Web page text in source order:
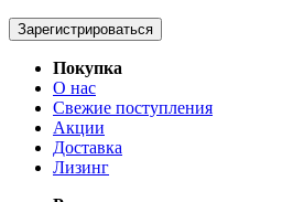
Зарегистрироваться
Покупка
О нас
Свежие поступления
Акции
Доставка
Лизинг